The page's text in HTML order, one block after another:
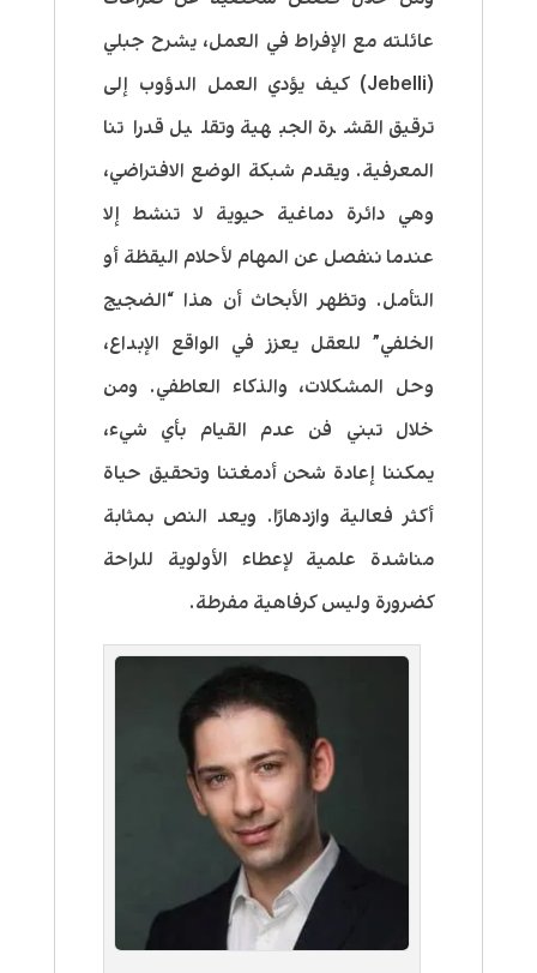
عائلته مع الإفراط في العمل، يشرح جبلي
(Jebelli) كيف يؤدي العمل الدؤوب إلى
ترقيق القشرة الجبهية وتقليل قدراتنا
المعرفية. ويقدم شبكة الوضع الافتراضي،
وهي دائرة دماغية حيوية لا تنشط إلا
عندما ننفصل عن المهام لأحلام اليقظة أو
التأمل. وتظهر الأبحاث أن هذا “الضجيج
الخلفي” للعقل يعزز في الواقع الإبداع،
وحل المشكلات، والذكاء العاطفي. ومن
خلال تبني فن عدم القيام بأي شيء،
يمكننا إعادة شحن أدمغتنا وتحقيق حياة
أكثر فعالية وازدهارًا. ويعد النص بمثابة
مناشدة علمية لإعطاء الأولوية للراحة
كضرورة وليس كرفاهية مفرطة.